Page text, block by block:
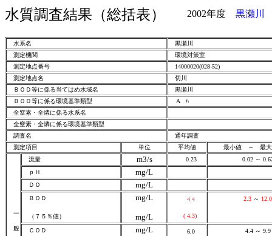
水質調査結果（総括表） 2002年度 黒瀬川
水系名
黒瀬川
測定機関
環境対策室
測定地点番号
14000020(028-52)
測定地点名
切
ＢＯＤ等に係る当てはめ水域名
黒瀬川
ＢＯＤ等に係る環境基準類型
A ﾊ
全窒素・全燐に係る水系名
全窒素・全燐に係る環境基準類型
調査名
通年調査
測定項目
単位 平均値 最小値 ～ 最
一
般
流量 m3/s 0.23
0.02 ～
ｐＨ
mg/L
ＤＯ mg/L
ＢＯＤ
（７５％値）
mg/L
mg/L
4.4
( 4.3)
2.3 ～ 12.0
ＣＯＤ mg/L 6.0 4.4 ～ 9.9